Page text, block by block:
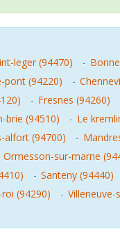
leger (94470) -
pont (94220) -
- Fresnes (94260)
brie (94510) - Le
alfort (94700) -
Ormesson-sur-marne
- Santeny (94440)
(94290) -